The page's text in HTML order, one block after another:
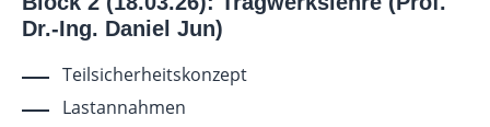
Dr.-Ing. Daniel Jun)
Teilsicherheitskonzept
Lastannahmen